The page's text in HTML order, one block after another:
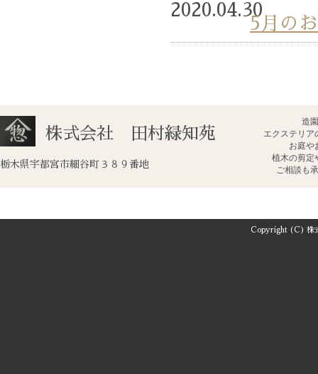
2020.04.30
5月の
株式会社 田村緑知苑
栃木県宇都宮市細谷町３８９番地
造
エクステリア
お庭や
植木の剪定
ご相談も
Copyright (C) 株